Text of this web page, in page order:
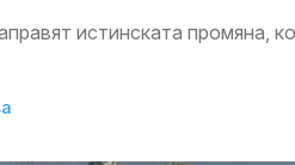
истинската промяна,